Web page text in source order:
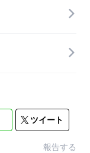
ツイート
報告する